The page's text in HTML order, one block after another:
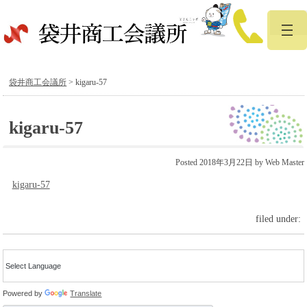
袋井商工会議所 >kigaru-57
kigaru-57
Posted 2018年3月22日 by Web Master
kigaru-57
filed under:
Powered by Translate